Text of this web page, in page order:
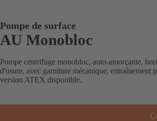
Pompe de surface
AU Monobloc
Pompe centrifuge monobloc, auto-amorçante,
d'usure, avec garniture mécanique, entraînement
version ATEX disponible.